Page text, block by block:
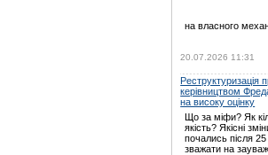
на власного
20.07.2026 11:31
Реструктуризація
керівництвом
на високу оцінку
Що за міфи? Як
якість? Якісні
почались після
зважати на